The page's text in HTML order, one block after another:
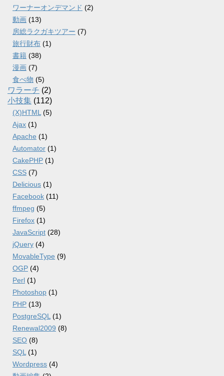
ワーナーオンデマンド (2)
動画 (13)
房総ラクガキツアー (7)
旅行財布 (1)
書籍 (38)
漫画 (7)
食べ物 (5)
ワラーチ (2)
小技集 (112)
(X)HTML (5)
Ajax (1)
Apache (1)
Automator (1)
CakePHP (1)
CSS (7)
Delicious (1)
Facebook (11)
ffmpeg (5)
Firefox (1)
JavaScript (28)
jQuery (4)
MovableType (9)
OGP (4)
Perl (1)
Photoshop (1)
PHP (13)
PostgreSQL (1)
Renewal2009 (8)
SEO (8)
SQL (1)
Wordpress (4)